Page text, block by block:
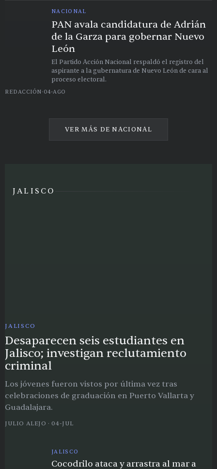
NACIONAL
PAN avala candidatura de Adrián
de la Garza para gobernar Nuevo
León
El Partido Acción Nacional respaldó el registro del
aspirante a la gubernatura de Nuevo León de cara al
proceso electoral.
REDACCIÓN· 04-AGO
VER MÁS DENACIONAL
JALISCO
JALISCO
Desaparecen seis estudiantes en
Jalisco; investigan reclutamiento
criminal
Los jóvenes fueron vistos por última vez tras
celebraciones de graduación en Puerto Vallarta y
Guadalajara.
JULIO ALEJO · 04-JUL
JALISCO
Cocodrilo ataca y arrastra al mar a